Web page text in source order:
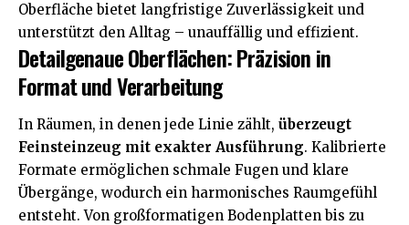
Oberfläche bietet langfristige Zuverlässigkeit und
unterstützt den Alltag – unauffällig und effizient.
Detailgenaue Oberflächen: Präzision in
Format und Verarbeitung
In Räumen, in denen jede Linie zählt, überzeugt
Feinsteinzeug mit exakter Ausführung. Kalibrierte
Formate ermöglichen schmale Fugen und klare
Übergänge, wodurch ein harmonisches Raumgefühl
entsteht. Von großformatigen Bodenplatten bis zu